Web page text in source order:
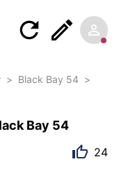
> Black Bay 54 >
Bay 54
24